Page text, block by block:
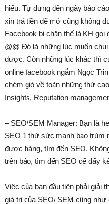
hiểu. Tự dưng đến ngày báo
xin trả tiền để mở cũng không
Facebook bị chặn thế là KH
@@ Đó là những lúc muốn
được. Còn những lúc khác thì
online facebook ngắm Ngọc
chém gió về toàn những thứ
Insights, Reputation
– SEO/SEM Manager: Bạn là
SEO 1 thứ sức mạnh bao trùm
được hàng, tìm đến SEO.
trên báo, tìm đến SEO để đẩy
Việc của bạn đầu tiên phải giải
giá trị của SEO/ SEM cũng như